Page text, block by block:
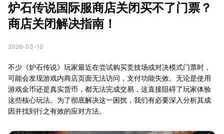
炉石传说国际服商店关闭买不了门票？
商店关闭解决指南！
2026-03-10
不少《炉石传说》玩家最近在尝试购买竞技场或对决模式门票时，
可能会发现游戏内商店页面无法访问，支付功能失效。无论是使用
游戏金币还是真实货币，都无法完成交易，这直接阻碍了玩家体验
这些核心玩法。为了彻底解决这一困扰，我们有必要深入分析其成
因并找到行之有效的应对方法。